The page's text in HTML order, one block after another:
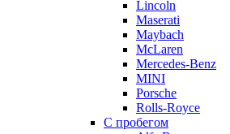
Lincoln
Maserati
Maybach
McLaren
Mercedes-Benz
MINI
Porsche
Rolls-Royce
С пробегом